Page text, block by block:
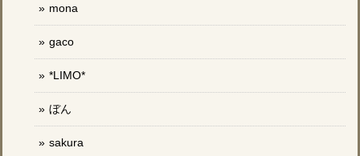
mona
gaco
*LIMO*
ぼん
sakura